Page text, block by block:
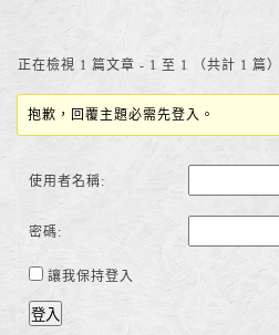
正在檢視 1 篇文章 - 1 至 1 （共計 1 篇）
抱歉，回覆主題必需先登入。
使用者名稱:
密碼:
讓我保持登入
登入